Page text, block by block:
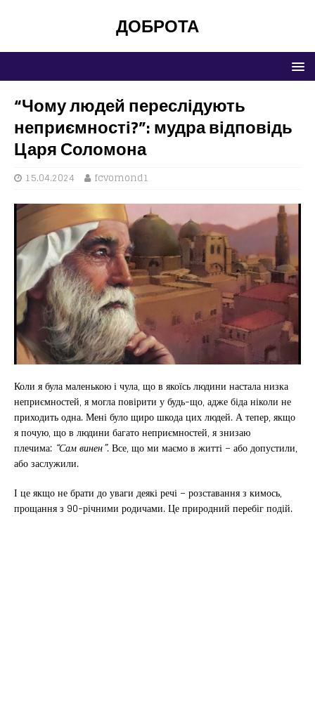
ДОБРОТА
“Чому людей переслідують
неприємності?”: мудра відповідь
Царя Соломона
15.04.2024 fcvomond1
Коли я була маленькою і чула, що в якоїсь людини настала низка
неприємностей, я могла повірити у будь-що, адже біда ніколи не
приходить одна. Мені було щиро шкода цих людей. А тепер, якщо
я почую, що в людини багато неприємностей, я знизаю
плечима: “Сам винен”. Все, що ми маємо в житті – або допустили,
або заслужили.
І це якщо не брати до уваги деякі речі – розставання з кимось,
прощання з 90-річними родичами. Це природний перебіг подій.